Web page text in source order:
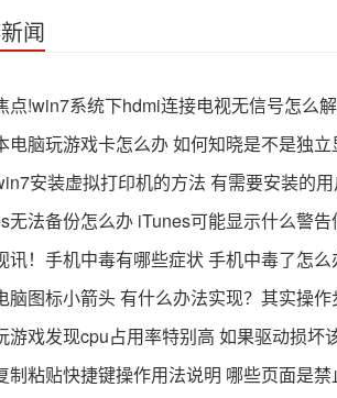
闻
点!win7系统下hdmi连接电视无信号怎么
电脑玩游戏卡怎么办 如何知晓是不是独
安装虚拟打印机的方法 有需要安装的
无法备份怎么办 iTunes可能显示什么警告
讯！手机中毒有哪些症状 手机中毒了怎
脑图标小箭头 有什么办法实现？其实操
游戏发现cpu占用率特别高 如果驱动损坏
制粘贴快捷键操作用法说明 哪些页面是禁